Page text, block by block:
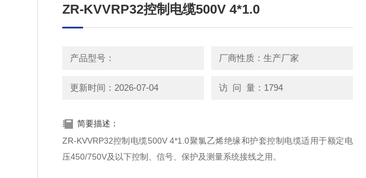
ZR-KVVRP32控制电缆500V 4*1.0
产品型号： 厂商性质：生产厂家
更新时间：2026-07-04 访 问 量：1794
简要描述：
ZR-KVVRP32控制电缆500V 4*1.0聚氯乙烯绝缘和护套控制电缆适用于额定电
压450/750V及以下控制、信号、保护及测量系统接线之用。